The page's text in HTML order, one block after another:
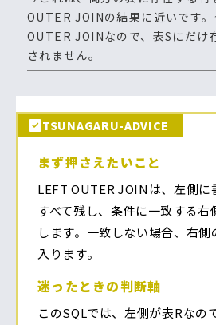
OUTER JOINの結果に近いです
OUTER JOINなので、表Sにだけ
されません。
TSUNAGARU-ADVICE
まず押さえたいこと
LEFT OUTER JOINは、左側に
すべて残し、条件に一致する
します。一致しない場合、右側
入ります。
迷ったときの判断軸
このSQLでは、左側が表Rなの